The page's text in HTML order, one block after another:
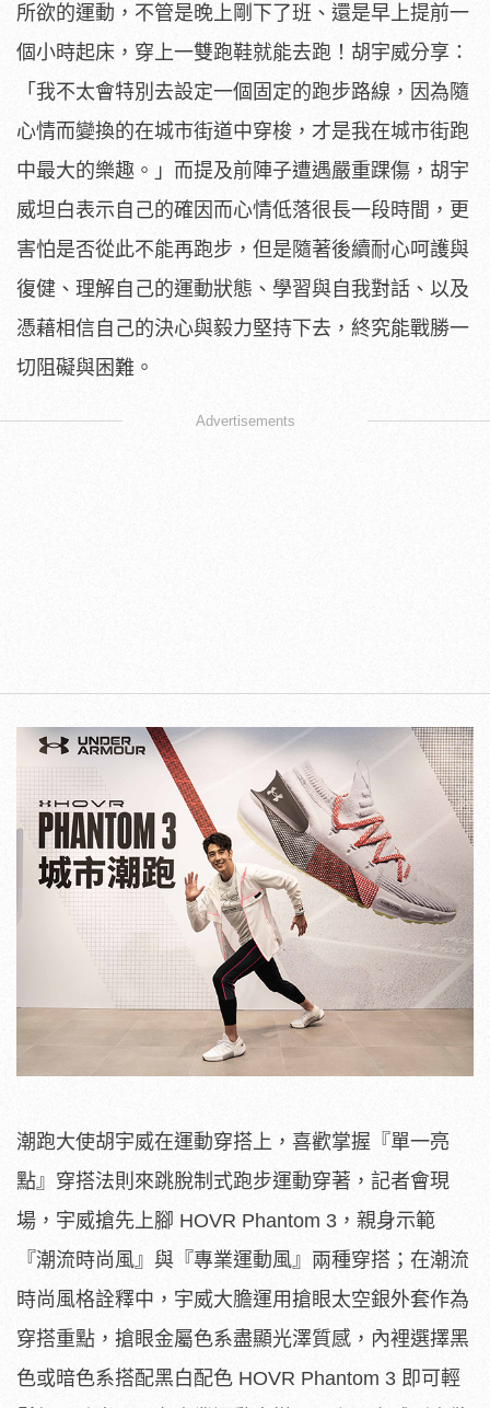
所欲的運動，不管是晚上剛下了班、還是早上提前一
個小時起床，穿上一雙跑鞋就能去跑！胡宇威分享：
「我不太會特別去設定一個固定的跑步路線，因為隨
心情而變換的在城市街道中穿梭，才是我在城市街跑
中最大的樂趣。」而提及前陣子遭遇嚴重踝傷，胡宇
威坦白表示自己的確因而心情低落很長一段時間，更
害怕是否從此不能再跑步，但是隨著後續耐心呵護與
復健、理解自己的運動狀態、學習與自我對話、以及
憑藉相信自己的決心與毅力堅持下去，終究能戰勝一
切阻礙與困難。
Advertisements
潮跑大使胡宇威在運動穿搭上，喜歡掌握『單一亮
點』穿搭法則來跳脫制式跑步運動穿著，記者會現
場，宇威搶先上腳 HOVR Phantom 3，親身示範
『潮流時尚風』與『專業運動風』兩種穿搭；在潮流
時尚風格詮釋中，宇威大膽運用搶眼太空銀外套作為
穿搭重點，搶眼金屬色系盡顯光澤質感，內裡選擇黑
色或暗色系搭配黑白配色 HOVR Phantom 3 即可輕